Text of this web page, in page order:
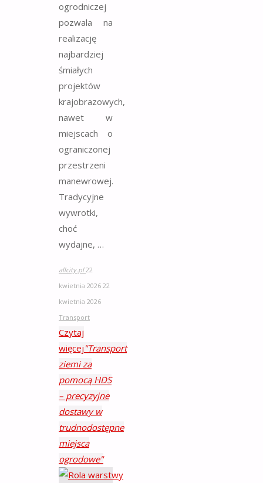
ogrodniczej
pozwala na
realizację
najbardziej
śmiałych
projektów
krajobrazowych,
nawet w
miejscach o
ograniczonej
przestrzeni
manewrowej.
Tradycyjne
wywrotki,
choć
wydajne, …
allcity.pl 22
kwietnia 2026 22
kwietnia 2026
Transport
Czytaj
więcej "Transport
ziemi za
pomocą HDS
– precyzyjne
dostawy w
trudnodostępne
miejsca
ogrodowe"